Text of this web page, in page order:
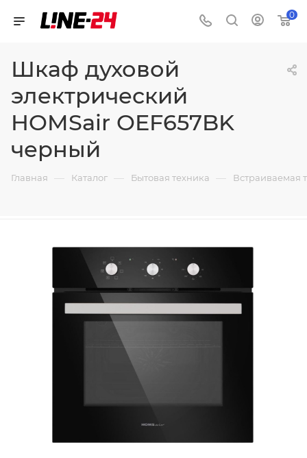
0
Шкаф духовой
электрический
HOMSair OEF657BK
черный
Главная — Каталог — Бытовая техника — Встраиваемая